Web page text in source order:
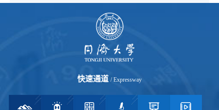
快速通道 / Expressway